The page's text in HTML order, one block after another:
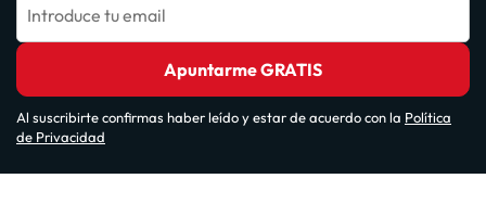
Introduce tu email
Apuntarme GRATIS
Al suscribirte confirmas haber leído y estar de acuerdo con la Política
de Privacidad